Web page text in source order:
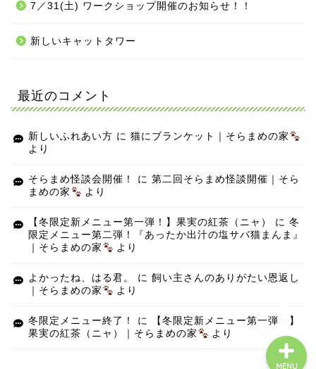
7／31(土) ワークショップ開催のお知らせ！！
新しいキャットタワー
最近のコメント
新しいふれあい方 に 猫にブランケット｜そらまめの家
より
そらまめ怪談会開催！ に 第二回そらまめ怪談開催｜そら
まめの家
より
【冬限定新メニュー第一弾！】果実の紅茶（ニャ） に 冬
限定メニュー第二弾！『あったか出汁の塩サバ猫まんま』
｜そらまめの家
より
よかったね、はる君。 に 飼い主さんのありがたい恩返し
｜そらまめの家
より
冬限定メニュー終了！ に
【冬限定新メニュー第一弾！】
果実の紅茶（ニャ）｜そらまめの家
より
MENU